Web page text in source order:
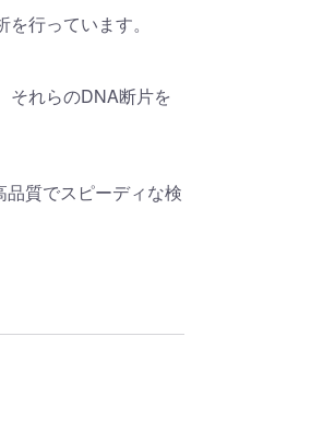
行っています。
それらのDNA断片を
質でスピーディな検